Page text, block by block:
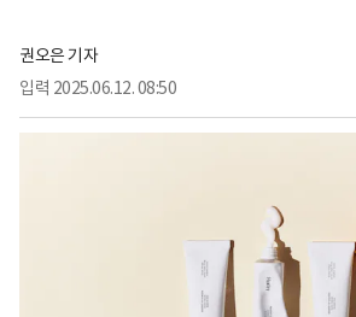
권오은 기자
입력 2025.06.12. 08:50